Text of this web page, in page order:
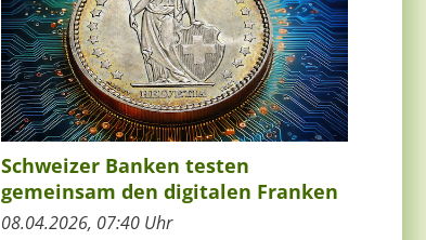
Schweizer Banken testen
gemeinsam den digitalen Franken
08.04.2026, 07:40 Uhr